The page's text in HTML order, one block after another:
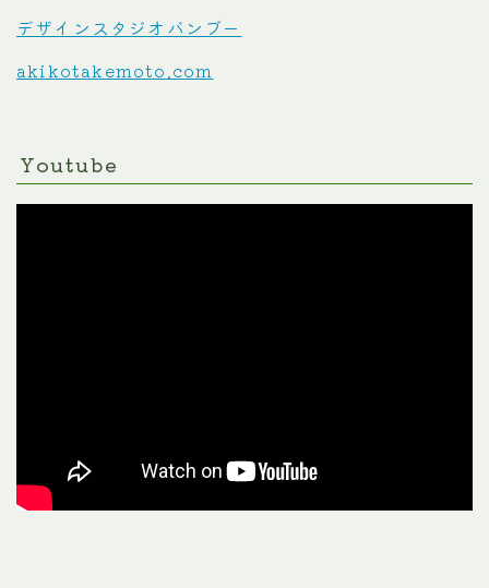
デザインスタジオバンブー
akikotakemoto.com
Youtube